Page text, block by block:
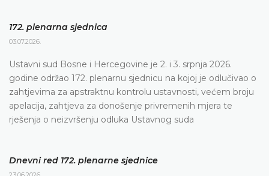
172. plenarna sjednica
03.07.2026.
Ustavni sud Bosne i Hercegovine je 2. i 3. srpnja 2026.
godine održao 172. plenarnu sjednicu na kojoj je odlučivao o
zahtjevima za apstraktnu kontrolu ustavnosti, većem broju
apelacija, zahtjeva za donošenje privremenih mjera te
rješenja o neizvršenju odluka Ustavnog suda
Dnevni red 172. plenarne sjednice